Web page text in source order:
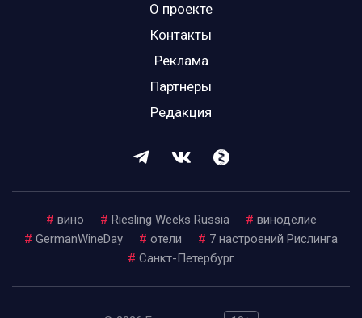
О проекте
Контакты
Реклама
Партнеры
Редакция
# вино # Riesling Weeks Russia # виноделие
# GermanWineDay # отели # 7 настроений Рислинга
# Санкт-Петербург